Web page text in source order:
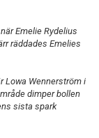
Emelie Rydelius
räddades Emelies
Lowa Wennerström i
dimper bollen
sista spark